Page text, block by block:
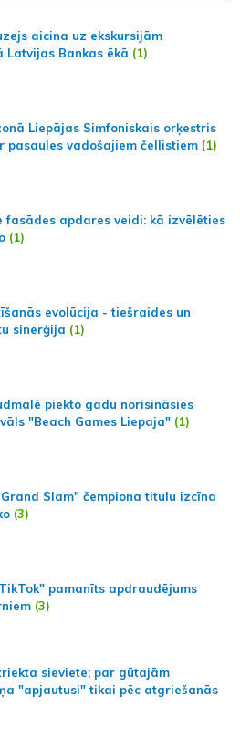
aicina uz ekskursijām
Latvijas Bankas ēkā (1)
Liepājas Simfoniskais orķestris
pasaules vadošajiem čellistiem (1)
fasādes apdares veidi: kā izvēlēties
(1)
evolūcija - tiešraides un
sinerģija (1)
piekto gadu norisināsies
"Beach Games Liepaja" (1)
Slam" čempiona titulu izcīna
(3)
pamanīts apdraudējums
(3)
sieviete; par gūtajām
"apjautusi" tikai pēc atgriešanās